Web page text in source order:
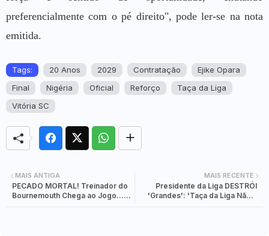
preferencialmente com o pé direito", pode ler-se na nota
emitida.
Tags: 20 Anos 2029 Contratação
Ejike Opara
Final
Nigéria Oficial Reforço
Taça da Liga
Vitória SC
MAIS RECENTE
Presidente da Liga DESTRÓI
'Grandes': 'Taça da Liga Não É
MAIS ANTIGA
PECADO MORTAL! Treinador do
Bournemouth Chega ao Jogo...